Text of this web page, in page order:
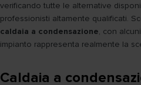
verificando tutte le alternative
professionisti altamente qualificati.
caldaia a condensazione, con
impianto rappresenta realmente la
Caldaia a